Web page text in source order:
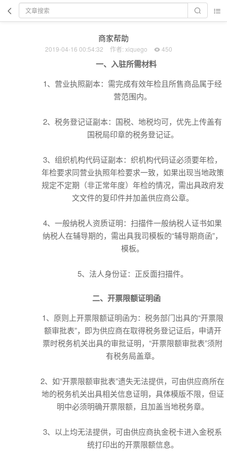
商家帮助
2019-04-16 00:54:32 作者: xiquego 450
一、入驻所需材料
1、营业执照副本：需完成有效年检且所售商品属于经
营范围内。
2、税务登记证副本：国税、地税均可，优先上传盖有
国税局印章的税务登记证。
3、组织机构代码证副本：织机构代码证必须要年检，
年检要求同营业执照年检要求一致，如果出现当地政策
规定不定期（非正常年度）年检的情况，需出具政府发
文文件的复印件并加盖供应商公章。
4、一般纳税人资质证明：扫描件一般纳税人证书如果
纳税人在辅导期的，需出具我司模板的“辅导期商函”，
模板。
5、法人身份证：正反面扫描件。
二、开票限额证明函
1、原则上开票限额证明函为：税务部门出具的“开票限
额审批表”，即为供应商在取得税务登记证后，申请开
票时税务机关出具的审批证明，“开票限额审批表”须附
有税务局盖章。
2、如“开票限额审批表”遗失无法提供，可由供应商所在
地的税务机关出具相关信息证明，具体模版不限，但证
明中必须明确开票限额，且加盖当地税务章。
3、以上均无法提供，可由供应商执金税卡进入金税系
统打印出的开票限额信息。